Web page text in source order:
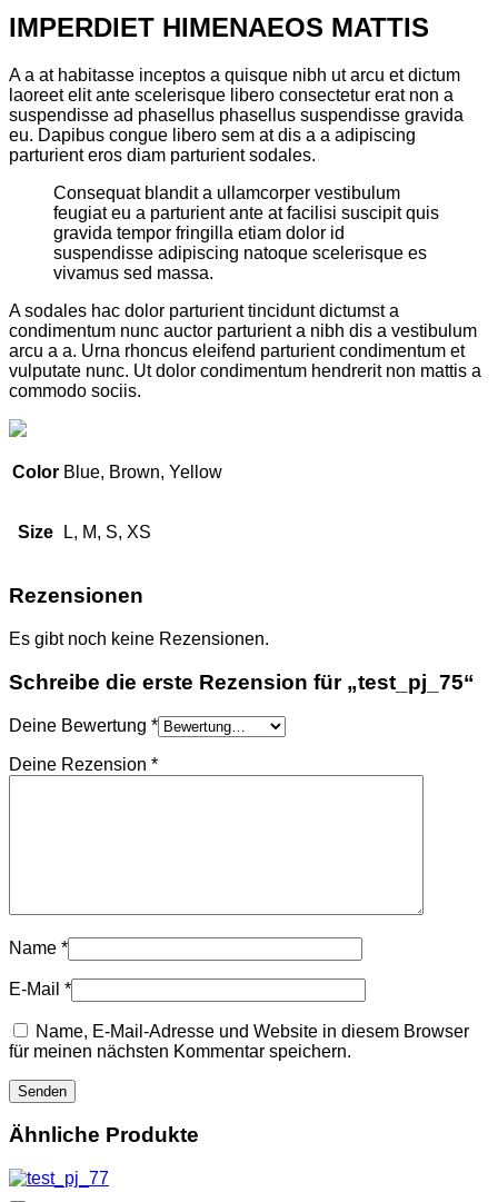
IMPERDIET HIMENAEOS MATTIS
A a at habitasse inceptos a quisque nibh ut arcu et dictum
laoreet elit ante scelerisque libero consectetur erat non a
suspendisse ad phasellus phasellus suspendisse gravida
eu. Dapibus congue libero sem at dis a a adipiscing
parturient eros diam parturient sodales.
Consequat blandit a ullamcorper vestibulum
feugiat eu a parturient ante at facilisi suscipit quis
gravida tempor fringilla etiam dolor id
suspendisse adipiscing natoque scelerisque es
vivamus sed massa.
A sodales hac dolor parturient tincidunt dictumst a
condimentum nunc auctor parturient a nibh dis a vestibulum
arcu a a. Urna rhoncus eleifend parturient condimentum et
vulputate nunc. Ut dolor condimentum hendrerit non mattis a
commodo sociis.
Color Blue, Brown, Yellow
Size L, M, S, XS
Rezensionen
Es gibt noch keine Rezensionen.
Schreibe die erste Rezension für „test_pj_75“
Deine Bewertung *
Deine Rezension *
Name *
E-Mail *
Name, E-Mail-Adresse und Website in diesem Browser
für meinen nächsten Kommentar speichern.
Ähnliche Produkte